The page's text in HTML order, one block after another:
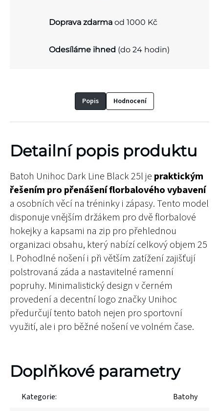
Doprava zdarma od 1000 Kč
Odesíláme ihned (do 24 hodin)
Popis Hodnocení
Detailní popis produktu
Batoh Unihoc Dark Line Black 25l je praktickým
řešením pro přenášení florbalového vybavení
a osobních věcí na tréninky i zápasy. Tento model
disponuje vnějším držákem pro dvě florbalové
hokejky a kapsami na zip pro přehlednou
organizaci obsahu, který nabízí celkový objem 25
l. Pohodlné nošení i při větším zatížení zajišťují
polstrovaná záda a nastavitelné ramenní
popruhy. Minimalistický design v černém
provedení a decentní logo značky Unihoc
předurčují tento batoh nejen pro sportovní
využití, ale i pro běžné nošení ve volném čase.
Doplňkové parametry
Kategorie:
Batohy